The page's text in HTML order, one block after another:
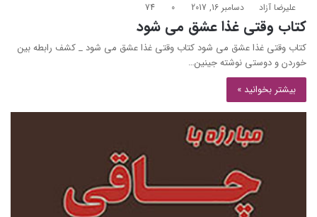
علیرضا آزاد دسامبر 16, 2017 0
74
کتاب وقتی غذا عشق می شود
کتاب وقتی غذا عشق می شود کتاب وقتی غذا عشق می شود _ کشف رابطه‌ بین
خوردن و دوستی نوشته جینین…
بیشتر بخوانید »